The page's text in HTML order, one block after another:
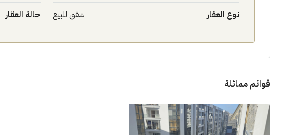
نوع العقار شقق للبيع حالة العقار
قوائم مماثلة
11M$